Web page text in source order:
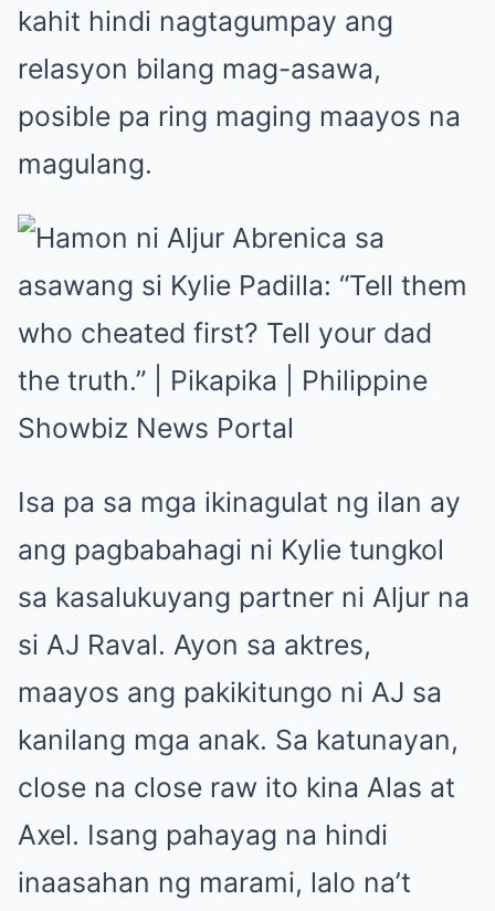
kahit hindi nagtagumpay ang
relasyon bilang mag-asawa,
posible pa ring maging maayos na
magulang.
Isa pa sa mga ikinagulat ng ilan ay
ang pagbabahagi ni Kylie tungkol
sa kasalukuyang partner ni Aljur na
si AJ Raval. Ayon sa aktres,
maayos ang pakikitungo ni AJ sa
kanilang mga anak. Sa katunayan,
close na close raw ito kina Alas at
Axel. Isang pahayag na hindi
inaasahan ng marami, lalo na’t